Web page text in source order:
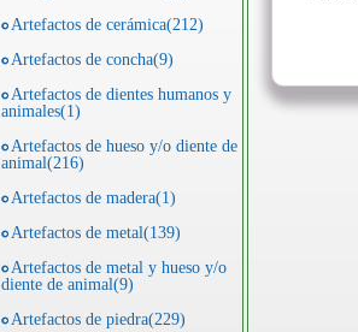
Artefactos de cerámica(212)
Artefactos de concha(9)
Artefactos de dientes humanos y
animales(1)
Artefactos de hueso y/o diente de
animal(216)
Artefactos de madera(1)
Artefactos de metal(139)
Artefactos de metal y hueso y/o
diente de animal(9)
Artefactos de piedra(229)